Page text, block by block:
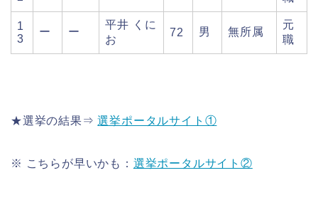
1
3
ー ー
平井 くに
お
72 男 無所属
元
職
★選挙の結果⇒選挙ポータルサイト①
※ こちらが早いかも： 選挙ポータルサイト②